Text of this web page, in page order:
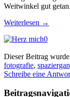
Weitwinkel gut
Weiterlesen →
0
Dieser Beitrag
fotografie,
Schreibe eine